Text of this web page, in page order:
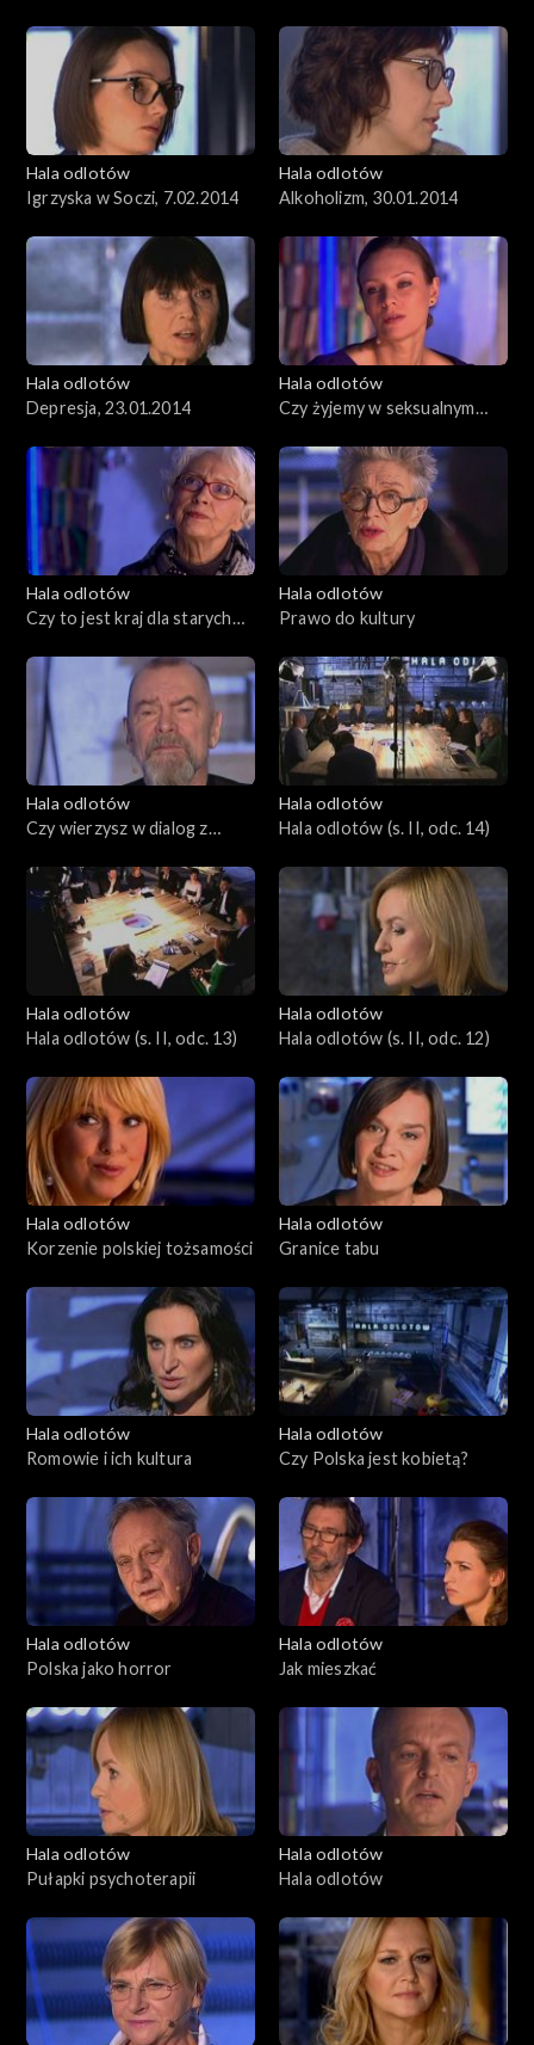
13.02.2014
Hala odlotów
Igrzyska w Soczi, 7.02.2014
Hala odlotów
Alkoholizm, 30.01.2014
Hala odlotów
Depresja, 23.01.2014
Hala odlotów
Czy żyjemy w seksualnym
Hala odlotów
Czy to jest kraj dla starych
Hala odlotów
Prawo do kultury
Hala odlotów
Czy wierzysz w dialog z
Hala odlotów
Hala odlotów (s. II, odc. 14)
Hala odlotów
Hala odlotów (s. II, odc. 13)
Hala odlotów
Hala odlotów (s. II, odc. 12)
Hala odlotów
Korzenie polskiej tożsamości
Hala odlotów
Granice tabu
Hala odlotów
Romowie i ich kultura
Hala odlotów
Czy Polska jest kobietą?
Hala odlotów
Polska jako horror
Hala odlotów
Jak mieszkać
Hala odlotów
Pułapki psychoterapii
Hala odlotów
Hala odlotów